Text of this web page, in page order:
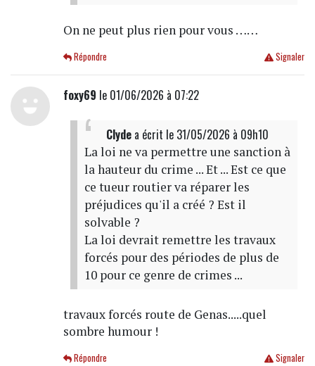
On ne peut plus rien pour vous ……
Signaler
Répondre
foxy69 le 01/06/2026 à 07:22
Clydea écrit le 31/05/2026 à 09h10
La loi ne va permettre une sanction à
la hauteur du crime ... Et ... Est ce que
ce tueur routier va réparer les
préjudices qu'il a créé ? Est il
solvable ?
La loi devrait remettre les travaux
forcés pour des périodes de plus de
10 pour ce genre de crimes ...
travaux forcés route de Genas.....quel
sombre humour !
Signaler
Répondre